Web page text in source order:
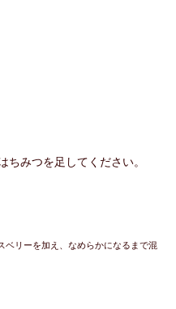
ちみつを足してください。
ベリーを加え、なめらかになるまで混